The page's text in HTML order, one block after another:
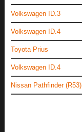
Volkswagen ID.3
Volkswagen ID.4
Toyota Prius
Volkswagen ID.4
Nissan Pathfinder (R53)